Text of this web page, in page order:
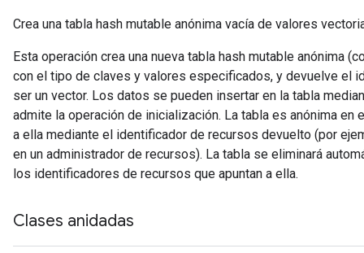
Crea una tabla hash mutable anónima vacía de valores
Esta operación crea una nueva tabla hash mutable anónima
con el tipo de claves y valores especificados, y devuelve el
ser un vector. Los datos se pueden insertar en la tabla
admite la operación de inicialización. La tabla es anónima
a ella mediante el identificador de recursos devuelto (por
en un administrador de recursos). La tabla se eliminará
los identificadores de recursos que apuntan a ella.
Clases anidadas